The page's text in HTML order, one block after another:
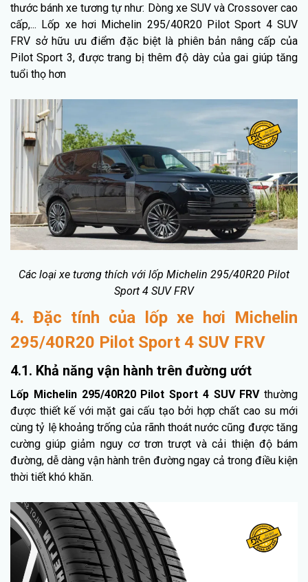
thước bánh xe tương tự như: Dòng xe SUV và Crossover cao
cấp,... Lốp xe hơi Michelin 295/40R20 Pilot Sport 4 SUV
FRV sở hữu ưu điểm đặc biệt là phiên bản nâng cấp của
Pilot Sport 3, được trang bị thêm độ dày của gai giúp tăng
tuổi thọ hơn
Các loại xe tương thích với lốp Michelin 295/40R20 Pilot
Sport 4 SUV FRV
4. Đặc tính của lốp xe hơi Michelin
295/40R20 Pilot Sport 4 SUV FRV
4.1. Khả năng vận hành trên đường ướt
Lốp Michelin 295/40R20 Pilot Sport 4 SUV FRVthường
được thiết kế với mặt gai cấu tạo bởi hợp chất cao su mới
cùng tỷ lệ khoảng trống của rãnh thoát nước cũng được tăng
cường giúp giảm nguy cơ trơn trượt và cải thiện độ bám
đường, dễ dàng vận hành trên đường ngay cả trong điều kiện
thời tiết khó khăn.